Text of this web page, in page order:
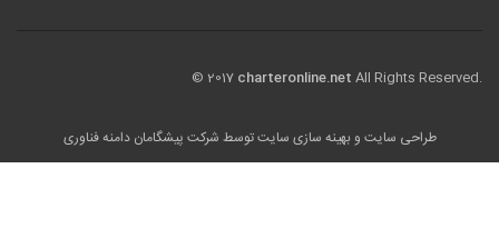
© 2017 charteronline.net All Rights Reserved.
طراحی سایت و بهینه سازی سایت توسط شرکت پیشگامان دامنه فناوری